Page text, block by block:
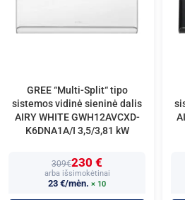
GREE “Multi-Split“ tipo
sistemos vidinė sieninė dalis
AIRY WHITE GWH12AVCXD-
K6DNA1A/I 3,5/3,81 kW
309€230 €
arba išsimokėtinai
23 €/mėn. × 10